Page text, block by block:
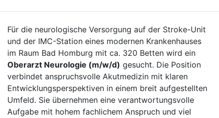
Für die neurologische Versorgung auf der Stroke-Unit
und der IMC-Station eines modernen Krankenhauses
im Raum Bad Homburg mit ca. 320 Betten wird ein
Oberarzt Neurologie (m/w/d) gesucht. Die Position
verbindet anspruchsvolle Akutmedizin mit klaren
Entwicklungsperspektiven in einem breit aufgestellten
Umfeld. Sie übernehmen eine verantwortungsvolle
Aufgabe mit hohem fachlichem Anspruch und viel